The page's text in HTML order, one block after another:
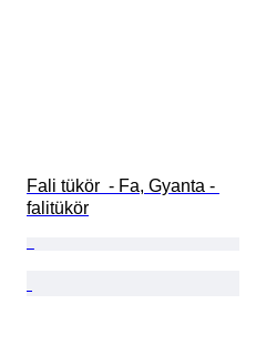
Fali tükör  - Fa, Gyanta -
falitükör